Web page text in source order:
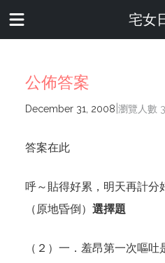
宅女
公佈答案
December 31, 2008 瀏覽人數
答案在此
呼～貼得好累，明天再計分
（原地昏倒） 選擇題
（ ２ ）一．羞昂第一次嘔